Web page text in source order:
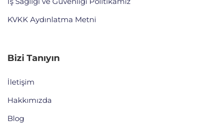
KVKK Aydınlatma Metni
Bizi Tanıyın
İletişim
Hakkımızda
Blog